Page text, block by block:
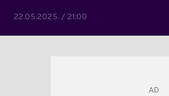
22.05.2025. / 21:00